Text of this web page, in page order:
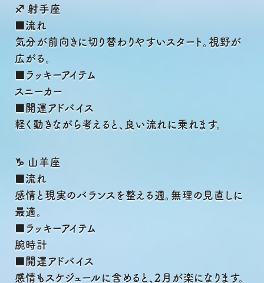
♐ 射手座
■流れ
気分が前向きに切り替わりやすいスタート。視野が
広がる。
■ラッキーアイテム
スニーカー
■開運アドバイス
軽く動きながら考えると、良い流れに乗れます。
♑ 山羊座
■流れ
感情と現実のバランスを整える週。無理の見直しに
最適。
■ラッキーアイテム
腕時計
■開運アドバイス
感情もスケジュールに含めると、2月が楽になります。